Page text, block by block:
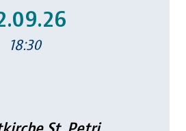
18:30